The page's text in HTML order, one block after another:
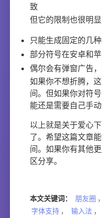
致
但它的限制也很明显
只能生成固定的几
部分符号在安卓和
偶尔会有弹窗广告
如果你不想折腾，
间。但如果你对符
能还是需要自己手动
以上就是关于爱心
了。希望这篇文章
间。如果你有其他
区分享。
本文关键词： 朋友圈 ，
字体支持 ， 输入法 ，